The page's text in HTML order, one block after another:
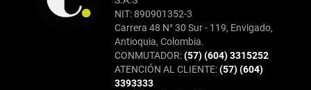
NIT: 890901352-3
Carrera 48 N° 30 Sur - 119, Envigado,
Antioquia, Colombia.
CONMUTADOR:(57) (604) 3315252
ATENCIÓN AL CLIENTE:(57) (604)
3393333